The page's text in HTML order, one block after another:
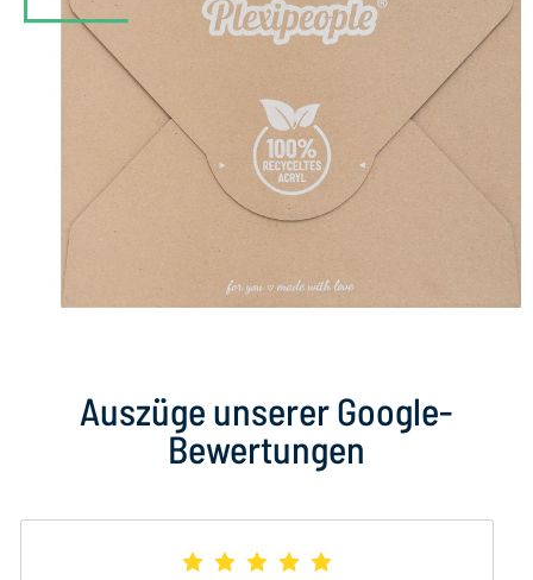
Auszüge unserer Google-
Bewertungen
In super schnellen und einfachen Schritten zum